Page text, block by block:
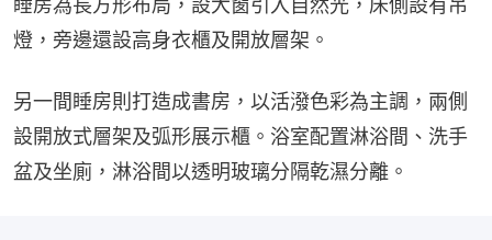
燈，旁邊還設高身衣櫃及開放層架。
另一間睡房則打造成書房，以活潑色彩為主調，兩側
設開放式層架及弧形展示櫃。浴室配置淋浴間、洗手
盆及坐廁，淋浴間以透明玻璃分隔乾濕分離。